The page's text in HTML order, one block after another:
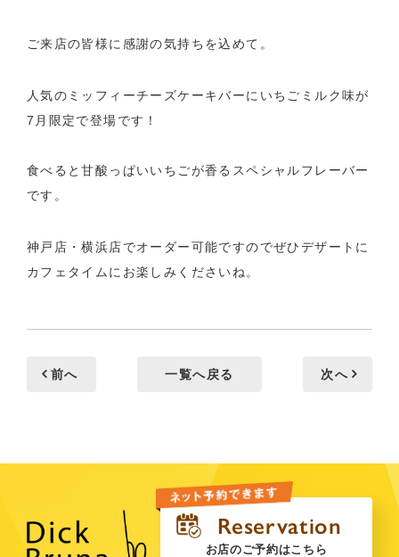
ご来店の皆様に感謝の気持ちを込めて。
人気のミッフィーチーズケーキバーにいちごミルク味が
7月限定で登場です！
食べると甘酸っぱいいちごが香るスペシャルフレーバー
です。
神戸店・横浜店でオーダー可能ですのでぜひデザートに
カフェタイムにお楽しみくださいね。
前へ 一覧へ戻る 次へ
お店のご予約はこちら